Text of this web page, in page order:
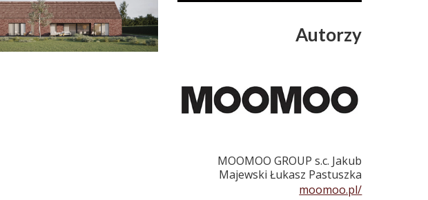
Autorzy
MOOMOO GROUP s.c. Jakub
Majewski Łukasz Pastuszka
moomoo.pl/